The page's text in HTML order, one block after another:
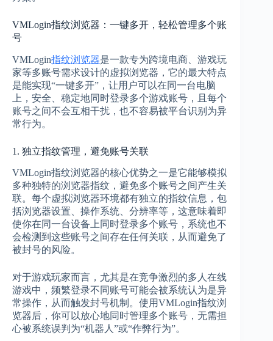
VMLogin指纹浏览器：一键多开，轻松管理多个账
号
VMLogin指纹浏览器是一款专为跨境电商、游戏玩
家等多账号需求设计的虚拟浏览器，它的最大特点
是能实现“一键多开”，让用户可以在同一台电脑
上，安全、稳定地同时登录多个游戏账号，且每个
账号之间不会互相干扰，也不容易被平台识别为异
常行为。
1. 独立指纹管理，避免账号关联
VMLogin指纹浏览器的核心优势之一是它能够模拟
多种独特的浏览器指纹，避免多个账号之间产生关
联。每个虚拟浏览器环境都有独立的指纹信息，包
括浏览器设置、操作系统、分辨率等，这意味着即
使你在同一台设备上同时登录多个账号，系统也不
会检测到这些账号之间存在任何关联，从而避免了
被封号的风险。
对于游戏玩家而言，尤其是在竞争激烈的多人在线
游戏中，频繁登录不同账号可能会被系统认为是异
常操作，从而触发封号机制。使用VMLogin指纹浏
览器后，你可以放心地同时管理多个账号，无需担
心被系统误判为“机器人”或“作弊行为”。